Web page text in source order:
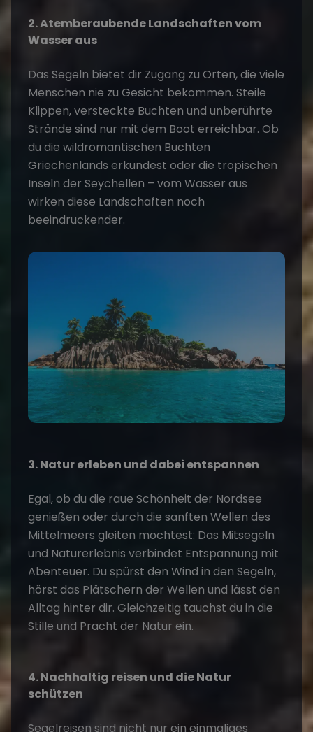
2. Atemberaubende Landschaften vom
Wasser aus
Das Segeln bietet dir Zugang zu Orten, die viele
Menschen nie zu Gesicht bekommen. Steile
Klippen, versteckte Buchten und unberührte
Strände sind nur mit dem Boot erreichbar. Ob
du die wildromantischen Buchten
Griechenlands erkundest oder die tropischen
Inseln der Seychellen – vom Wasser aus
wirken diese Landschaften noch
beeindruckender.
3. Natur erleben und dabei entspannen
Egal, ob du die raue Schönheit der Nordsee
genießen oder durch die sanften Wellen des
Mittelmeers gleiten möchtest: Das Mitsegeln
und Naturerlebnis verbindet Entspannung mit
Abenteuer. Du spürst den Wind in den Segeln,
hörst das Plätschern der Wellen und lässt den
Alltag hinter dir. Gleichzeitig tauchst du in die
Stille und Pracht der Natur ein.
4. Nachhaltig reisen und die Natur
schützen
Segelreisen sind nicht nur ein einmaliges